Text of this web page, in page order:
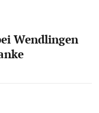
Wendlingen